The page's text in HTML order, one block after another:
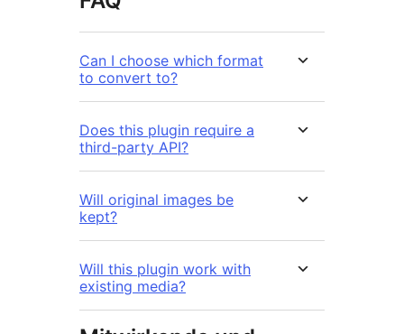
Can I choose which format
to convert to?
Does this plugin require a
third-party API?
Will original images be
kept?
Will this plugin work with
existing media?